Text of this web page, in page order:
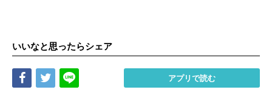
いいなと思ったらシェア
Share Tweet アプリで読む